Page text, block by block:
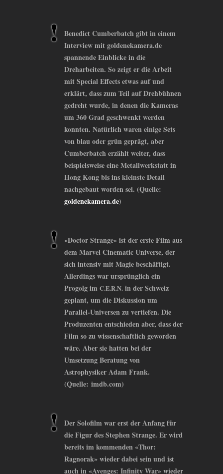
Benedict Cumberbatch gibt in einem
Interview mit goldenekamera.de
spannende Einblicke in die
Dreharbeiten. So zeigt er die Arbeit
mit Special Effects etwas auf und
erklärt, dass zum Teil auf Drehbühnen
gedreht wurde, in denen die Kameras
um 360 Grad geschwenkt werden
konnten. Natürlich waren einige Sets
von blau oder grün geprägt, aber
Cumberbatch erzählt weiter, dass
beispielsweise eine Metallwerkstatt in
Hong Kong bis ins kleinste Detail
nachgebaut worden sei. (Quelle:
goldenekamera.de)
«Doctor Strange» ist der erste Film aus
dem Marvel Cinematic Universe, der
sich intensiv mit Magie beschäftigt.
Allerdings war ursprünglich ein
Progolg im C.E.R.N. in der Schweiz
geplant, um die Diskussion um
Parallel-Universen zu vertiefen. Die
Produzenten entschieden aber, dass der
Film so zu wissenschaftlich geworden
wäre. Aber sie hatten bei der
Umsetzung Beratung von
Astrophysiker Adam Frank.
(Quelle: imdb.com)
Der Solofilm war erst der Anfang für
die Figur des Stephen Strange. Er wird
bereits im kommenden «Thor:
Ragnorak» wieder dabei sein und ist
auch in «Avenges: Infinity War» wieder